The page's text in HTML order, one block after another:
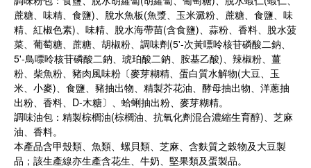
蔗糖、味精、食鹽)、脫水魚板(魚漿、玉米澱粉、蔗糖、食鹽、味
精、紅椒色素)、味精、脫水海帶苗(含食鹽)、蒜粉、香料、脫水菠
菜、葡萄糖、蔗糖、胡椒粉、調味劑(5'-次黃嘌呤核苷磷酸二鈉、
5'-鳥嘌呤核苷磷酸二鈉、琥珀酸二鈉、胺基乙酸)、辣椒粉、薑
粉、柴魚粉、豬肉風味粉〔麥芽糊精、蛋白質水解物(大豆、玉
米、小麥)、食鹽、豬抽出物、精製芥花油、酵母抽出物、洋蔥抽
出粉、香料、D-木糖〕、蛤蜊抽出粉、麥芽糊精。
調味油包：精製棕櫚油(棕櫚油、抗氧化劑混合濃縮生育醇)、芝麻
油、香料。
本產品含甲殼類、魚類、螺貝類、芝麻、含麩質之穀物及大豆製
品；該生產線亦生產含花生、牛奶、堅果類及蛋製品。